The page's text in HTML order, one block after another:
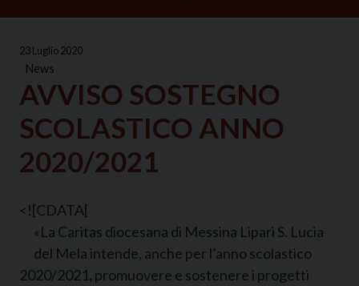
23 Luglio 2020
News
AVVISO SOSTEGNO
SCOLASTICO ANNO
2020/2021
<![CDATA[
«La Caritas diocesana di Messina Lipari S. Lucia
del Mela intende, anche per l’anno scolastico
2020/2021, promuovere e sostenere i progetti